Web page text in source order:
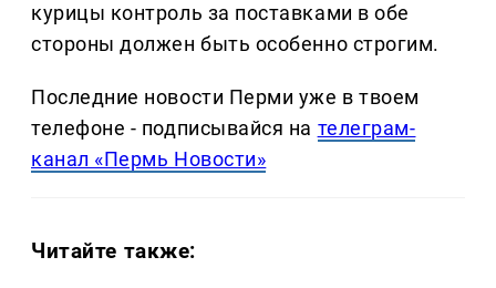
курицы контроль за поставками в обе
стороны должен быть особенно строгим.
Последние новости Перми уже в твоем
телефоне - подписывайся на телеграм-
канал «Пермь Новости»
Читайте также: